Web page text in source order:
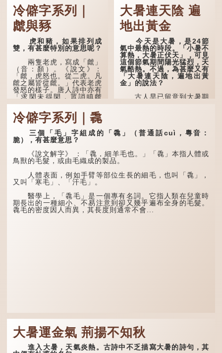
冷僻字系列｜
虤與豩
虎和豬，如果排列成
雙，有甚麼特別的意思呢？
兩隻老虎，寫成「虤」
（音：顏）。《說文》：
「虤，虎怒也。從二虎。凡
虤之屬皆從虤。」代表老虎
發怒的樣子。唐人詩中亦有
「求閑未得閑，眾誚瞋虤
虤」之句，意思是眾人的譏
諷讓人怒目而視。
兩隻豬，則為「豩」
（音：賓）。甲骨文從二
「豕」，象豬相追逐的樣
子。《同文備考》另有一說
「豩，豕亂群。」意指一
群...
大暑連天陰 遍
地出黃金
今天是大暑，是24節
氣中最熱的時段。「小暑不
算熱，大暑正伏天」，可見
這個節氣期間陽光猛烈，天
氣酷熱。不過，為甚麼又有
「大暑連天陰，遍地出黃
金」的說法？
古人早已留意到大暑期
間的氣候規律。《逸周書·
行。」意思是說，大暑時節
螢火蟲出生，土地濕熱，常
冷僻字系列｜毳
三個「毛」字組成的「毳」（普通話cuì，粵音：
脆），有甚麼意思？
《說文解字》 ：「毳，細羊毛也。」「毳」本指人體或
鳥獸的毛髮，或由毛織成的製品。
人體表面，例如手臂等部位生長的細毛，也叫「毳」，
又叫「寒毛」、「汗毛」。
醫學上，「毳毛」是一個專有名詞。它指人類在兒童時
期長出的一種細小、不易注意到卻又幾乎遍布全身的毛髮。
毳毛的密度因人而異，其長度則通常不會...
大暑運金氣 荊揚不知秋
進入大暑，天氣炎熱。古詩中不乏描寫大暑的詩句，其